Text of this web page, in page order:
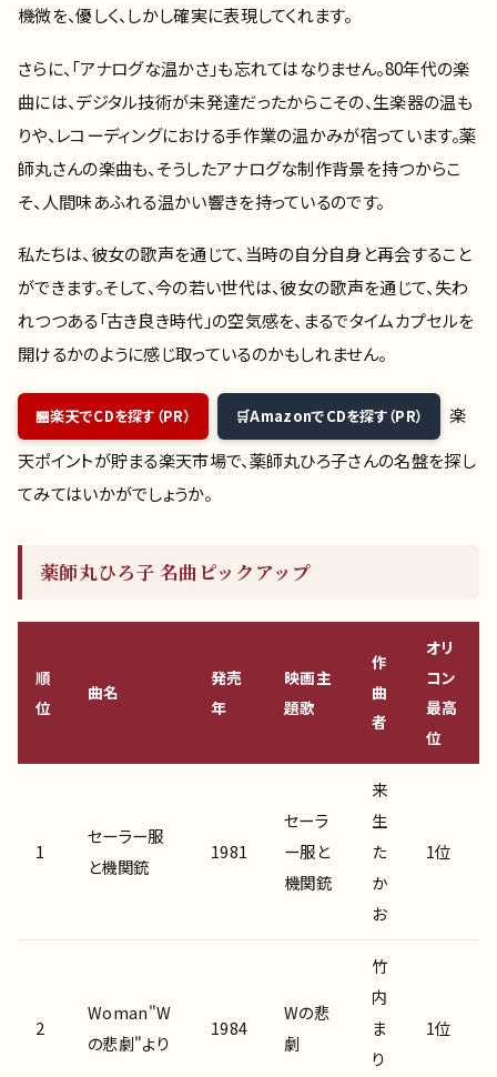
機微を、優しく、しかし確実に表現してくれます。
さらに、「アナログな温かさ」も忘れてはなりません。80年代の楽
曲には、デジタル技術が未発達だったからこその、生楽器の温も
りや、レコーディングにおける手作業の温かみが宿っています。薬
師丸さんの楽曲も、そうしたアナログな制作背景を持つからこ
そ、人間味あふれる温かい響きを持っているのです。
私たちは、彼女の歌声を通じて、当時の自分自身と再会すること
ができます。そして、今の若い世代は、彼女の歌声を通じて、失わ
れつつある「古き良き時代」の空気感を、まるでタイムカプセルを
開けるかのように感じ取っているのかもしれません。
楽天でCDを探す（PR） AmazonでCDを探す（PR）
楽
天ポイントが貯まる楽天市場で、薬師丸ひろ子さんの名盤を探し
てみてはいかがでしょうか。
薬師丸ひろ子 名曲ピックアップ
順
位
曲名
発売
年
映画主
題歌
作
曲
者
オリ
コン
最高
位
1
セーラー服
と機関銃
1981
セーラ
ー服と
機関銃
来
生
た
か
お
1位
2
Woman"W
の悲劇"より
1984
Wの悲
劇
竹
内
ま
り
1位